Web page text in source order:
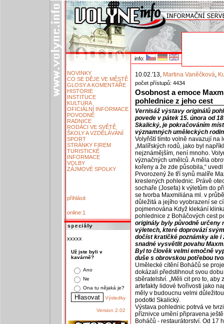
info:
NOVINKY
CO SE DĚJE VE MĚSTĚ
GLOSY A KOMENTÁŘE
HISTORIE
INSTITUCE
KULTURA
OFICIÁLNÍ INFORMACE
POVODNĚ
RADNICE
RODÁCI VE SVĚTĚ
ŠKOLY A VZDĚLÁVÁNÍ
SPORT
STRÁNKY FIREM
TURISTICKÉ
INFORMACE
VOLBY
ZÁJMOVÉ SPOLKY
přihlásit
online:1
xxxxx
Už jste byli v
kavárně?
Ano
Ne
Ona tu nějaká je?
Výsledky
Version 2.02
10.02.'13, Martina Vaněčková,
počet přístupů: 4434
Osobnost a emoce
pohlednice z jeho cest
Vernisáž výstavy originálů
povede v pátek 15. února od
Skalický, je pokračováním
významných uměleckých
Volyňští tímto volně navazují na
„Malířských rodů, jako byl
nejznámějším, není mnoho.
význačných umělců. A měla
kořeny a že zde působila,“
Prvorozený že tří synů malíře
kreslených pohlednic. Právě
sochaře (Josefa) k výletům do
se tvorba Maxmiliána ml. v
důležitá a jejího vyobrazení se
pojmenována Když klekání
pohlednice z Boháčových cest
originály byly původně určeny
výletech, které doprovází
dočíst kratičké poznámky ale i
snadné vysvětlit povahu
Byl to člověk velmi emočně
duše s obrovskou potřebou
Umělecké cítění Boháčů se
dokázali předstihnout svou
sběratelství. „Měli cit pro to,
artefakty lidové tvořivosti jako
měly v budoucnu velmi
podotkl Skalický.
Výstava pohlednic potrvá ve
příznivce umění připravena
Boháčů - restaurátorství. Od 17